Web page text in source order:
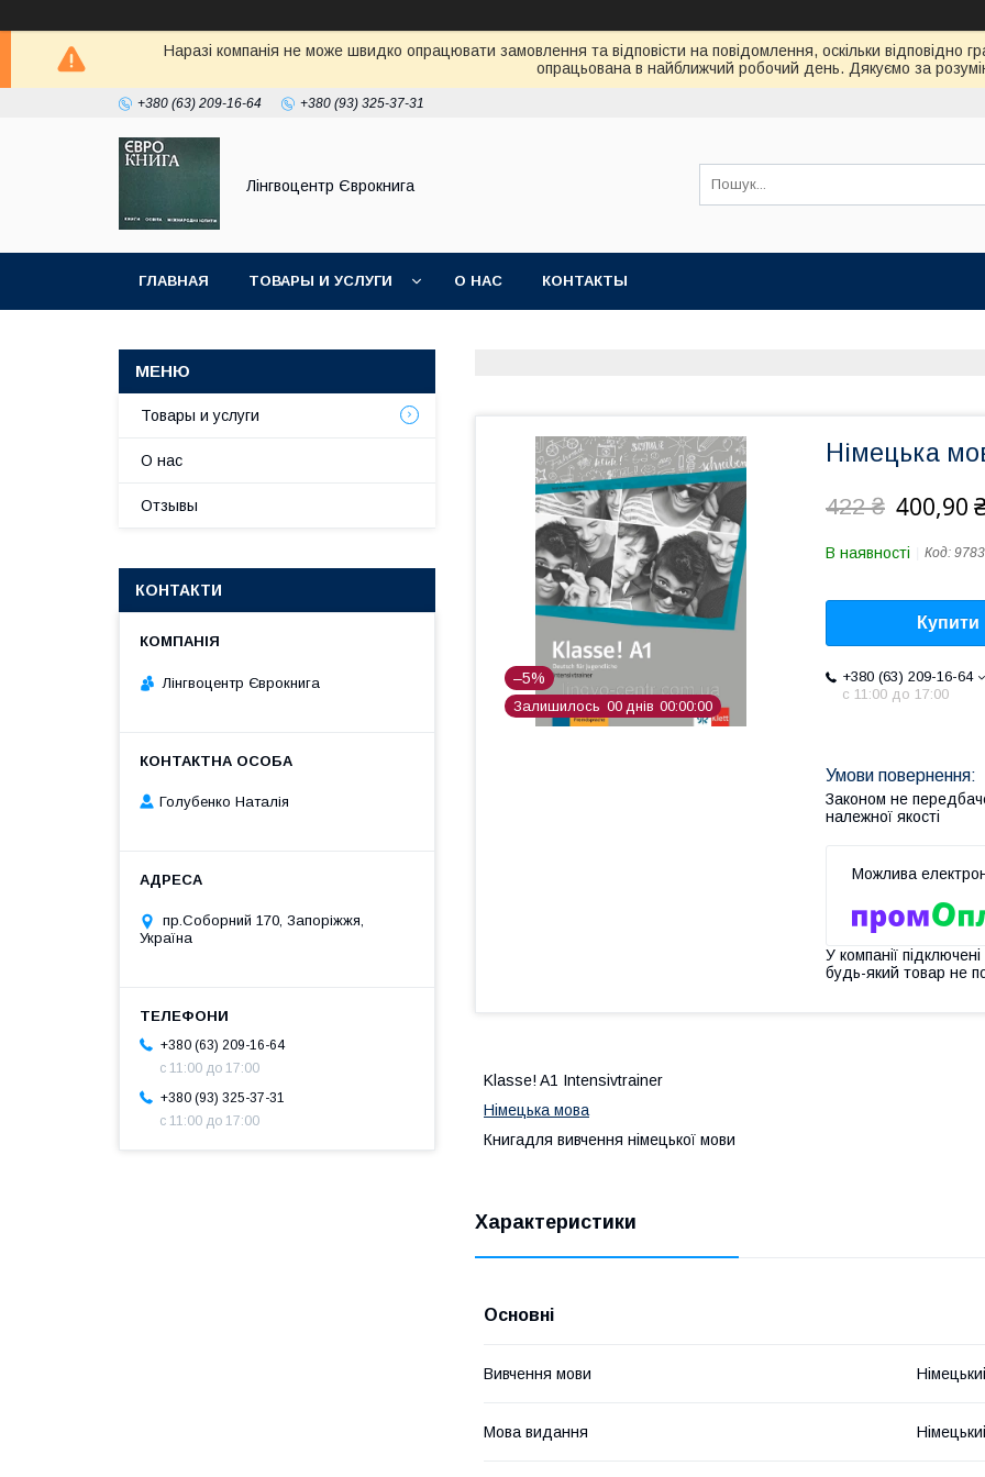
Наразі компанія не може швидко опрацювати замовлення та відповісти на повідомлення, оскільки відповідно
опрацьована в найближчий робочий день. Дякуємо за
+380 (63) 209-16-64 +380 (93) 325-37-31
Лінгвоцентр Єврокнига
ГЛАВНАЯ ТОВАРЫ И УСЛУГИ О НАС КОНТАКТЫ
–5%
Залишилось 00 днів 00 00 00
Німецька
422 ₴ 400,90
В наявності Код:
Купити
+380 (63) 209-16-64
с 11:00 до 17:00
Законом не
належної якості
У компанії
будь-який товар не
Klasse! A1 Intensivtrainer
Німецька мова
Книгадля вивчення німецької мови
Характеристики
Основні
Вивчення мови
Мова видання
Товары и услуги
О нас
Отзывы
КОНТАКТИ
Лінгвоцентр Єврокнига
Голубенко Наталія
пр.Соборний 170, Запоріжжя,
Україна
+380 (63) 209-16-64
с 11:00 до 17:00
+380 (93) 325-37-31
с 11:00 до 17:00